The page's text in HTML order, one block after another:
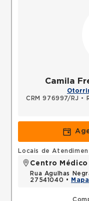
Camila
CRM 976997/RJ •
Locais de
Centro
Rua Agulhas
27541040 •
Mapa